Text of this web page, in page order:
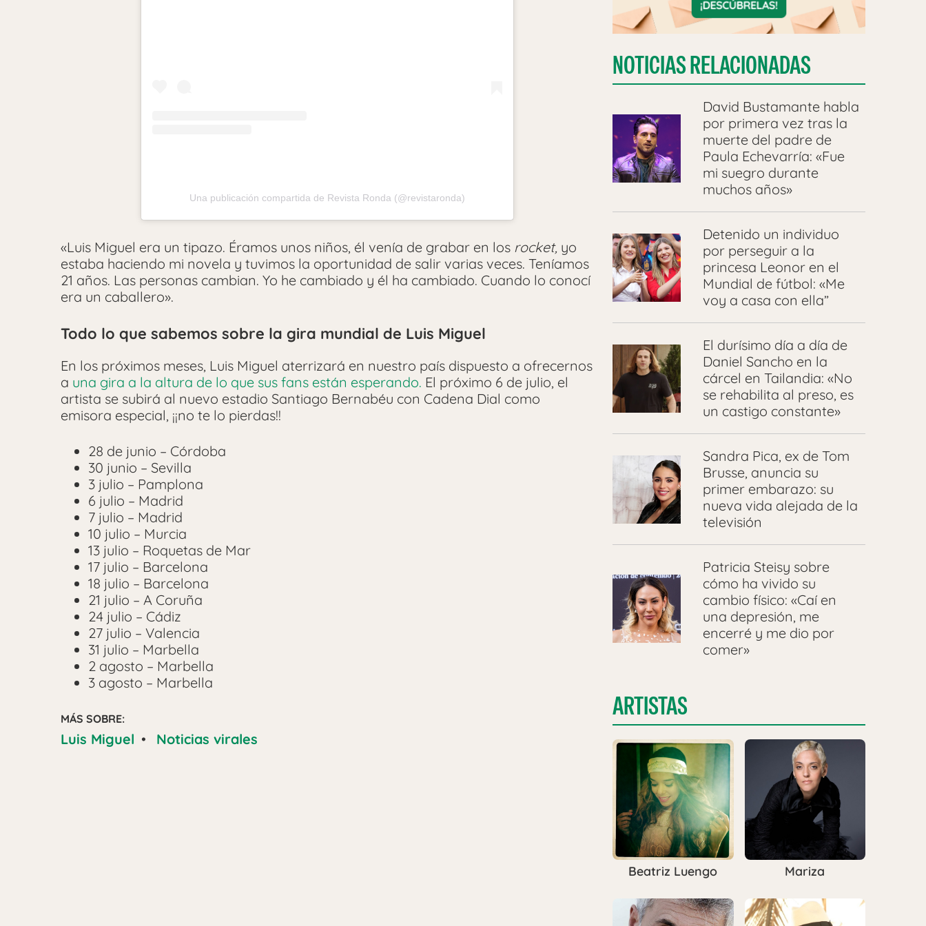
Una publicación compartida de Revista Ronda (@revistaronda)
«Luis Miguel era un tipazo. Éramos unos niños, él venía de grabar en los rocket, yo
estaba haciendo mi novela y tuvimos la oportunidad de salir varias veces. Teníamos
21 años. Las personas cambian. Yo he cambiado y él ha cambiado. Cuando lo conocí
era un caballero».
Todo lo que sabemos sobre la gira mundial de Luis Miguel
En los próximos meses, Luis Miguel aterrizará en nuestro país dispuesto a ofrecernos
a una gira a la altura de lo que sus fans están esperando. El próximo 6 de julio, el
artista se subirá al nuevo estadio Santiago Bernabéu con Cadena Dial como
emisora especial, ¡¡no te lo pierdas!!
28 de junio – Córdoba
30 junio – Sevilla
3 julio – Pamplona
6 julio – Madrid
7 julio – Madrid
10 julio – Murcia
13 julio – Roquetas de Mar
17 julio – Barcelona
18 julio – Barcelona
21 julio – A Coruña
24 julio – Cádiz
27 julio – Valencia
31 julio – Marbella
2 agosto – Marbella
3 agosto – Marbella
MÁS SOBRE:
Luis Miguel • Noticias virales
NOTICIAS RELACIONADAS
David Bustamante habla
por primera vez tras la
muerte del padre de
Paula Echevarría: «Fue
mi suegro durante
muchos años»
Detenido un individuo
por perseguir a la
princesa Leonor en el
Mundial de fútbol: «Me
voy a casa con ella”
El durísimo día a día de
Daniel Sancho en la
cárcel en Tailandia: «No
se rehabilita al preso, es
un castigo constante»
Sandra Pica, ex de Tom
Brusse, anuncia su
primer embarazo: su
nueva vida alejada de la
televisión
Patricia Steisy sobre
cómo ha vivido su
cambio físico: «Caí en
una depresión, me
encerré y me dio por
comer»
ARTISTAS
Beatriz Luengo Mariza